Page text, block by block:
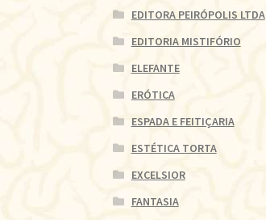
EDITORA PEIRÓPOLIS LTDA
EDITORIA MISTIFÓRIO
ELEFANTE
ERÓTICA
ESPADA E FEITIÇARIA
ESTÉTICA TORTA
EXCELSIOR
FANTASIA